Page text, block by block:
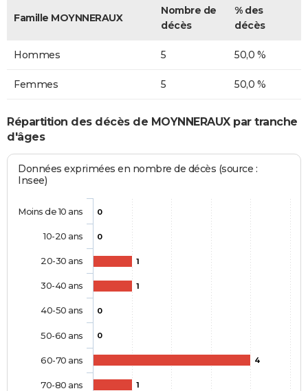
Famille MOYNNERAUX
Nombre de
décès
% des
décès
Hommes 5 50,0 %
Femmes 5 50,0 %
Répartition des décès de MOYNNERAUX par tranche
d'âges
Données exprimées en nombre de décès (source :
Insee)
0
0
1
1
0
0
4
1
Moins de 10 ans
10-20 ans
20-30 ans
30-40 ans
40-50 ans
50-60 ans
60-70 ans
70-80 ans